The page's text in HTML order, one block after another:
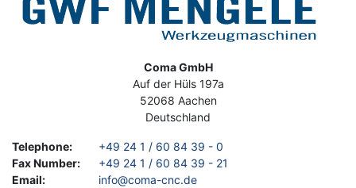
Coma GmbH
Auf der Hüls 197a
52068 Aachen
Deutschland
Telephone:
+49 24 1 / 60 84 39 - 0
Fax Number:
+49 24 1 / 60 84 39 - 21
Email:
info@coma-cnc.de